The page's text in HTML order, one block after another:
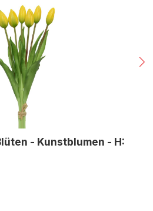
- Kunstblumen - H: